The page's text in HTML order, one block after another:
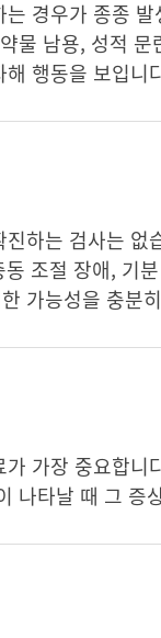
경우가 종종
물 남용, 성적
행동을 보입니
하는 검사는
조절 장애, 기
가능성을 충분
가장 중요합
나타날 때 그 증